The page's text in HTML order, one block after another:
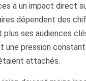
a un impact direct
dépendent des
plus ses audiences
une pression
attachés.